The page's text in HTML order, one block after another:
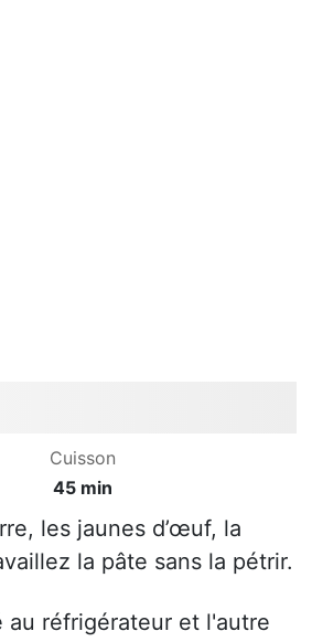
Cuisson
45 min
les jaunes d’œuf, la
la pâte sans la pétrir.
au réfrigérateur et l'autre